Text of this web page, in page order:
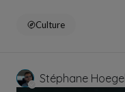
Culture
Stéphane Hoegel